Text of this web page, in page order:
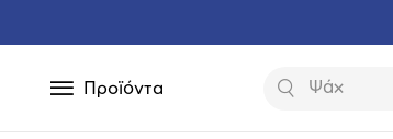
Προϊόντα Αναζήτηση